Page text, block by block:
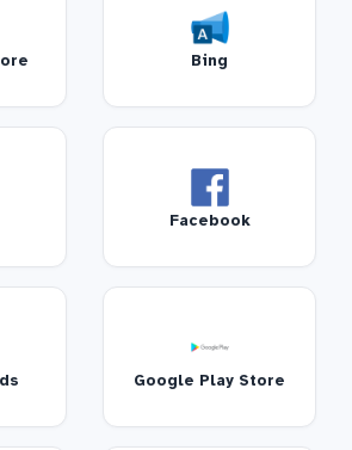
Bing
Facebook
Google Play Store